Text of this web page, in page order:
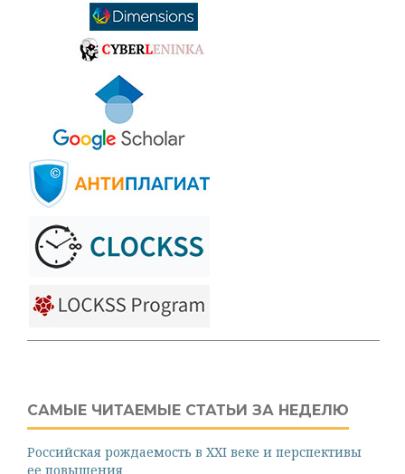
САМЫЕ ЧИТАЕМЫЕ СТАТЬИ ЗА НЕДЕЛЮ
Российская рождаемость в XXI веке и перспективы
ее повышения